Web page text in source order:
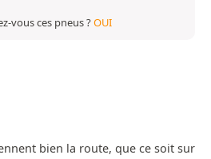
vous ces pneus ?OUI
bien la route, que ce soit sur